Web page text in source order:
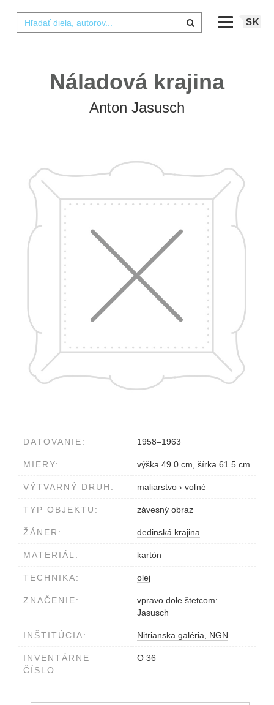
SK
Náladová krajina
Anton Jasusch
DATOVANIE: 1958–1963
MIERY: výška 49.0 cm, šírka 61.5 cm
VÝTVARNÝ DRUH: maliarstvo › voľné
TYP OBJEKTU: závesný obraz
ŽÁNER: dedinská krajina
MATERIÁL: kartón
TECHNIKA: olej
ZNAČENIE:
vpravo dole štetcom:
Jasusch
INŠTITÚCIA: Nitrianska galéria, NGN
INVENTÁRNE
ČÍSLO:
O 36